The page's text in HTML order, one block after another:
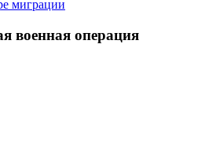
военная операция